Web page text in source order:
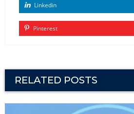
Linkedin
Pinterest
RELATED POSTS